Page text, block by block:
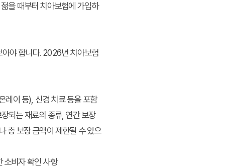
을 때부터 치아보험에 가입하
아야 합니다. 2026년 치아보험
레이 등), 신경 치료 등을 포함
되는 재료의 종류, 연간 보장
총 보장 금액이 제한될 수 있으
소비자 확인 사항